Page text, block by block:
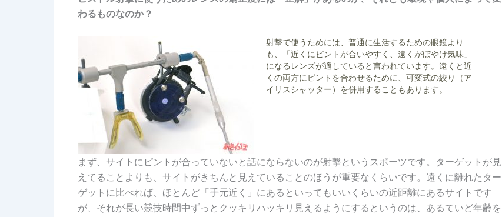
わるものなのか？
射撃で使うためには、普通に生活するための眼鏡より
も、「近くにピントが合いやすく、遠くがぼやけ気味」
になるレンズが適していると言われています。遠くと近
くの両方にピントを合わせるために、可変式の絞り（ア
イリスシャッター）を併用することもあります。
まず、サイトにピントが合っていないと話にならないのが射撃というスポーツです。ターゲットが見
えてることよりも、サイトがきちんと見えていることのほうが重要なくらいです。遠くに離れたター
ゲットに比べれば、ほとんど「手元近く」にあるといってもいいくらいの近距離にあるサイトです
が、それが長い競技時間中ずっとクッキリハッキリ見えるようにするというのは、あるていど年齢を